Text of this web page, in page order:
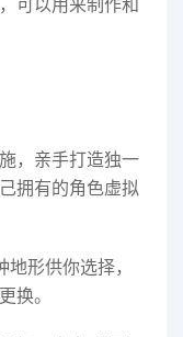
可以用来制作和
，亲手打造独一
拥有的角色虚拟
形供你选择，
换。